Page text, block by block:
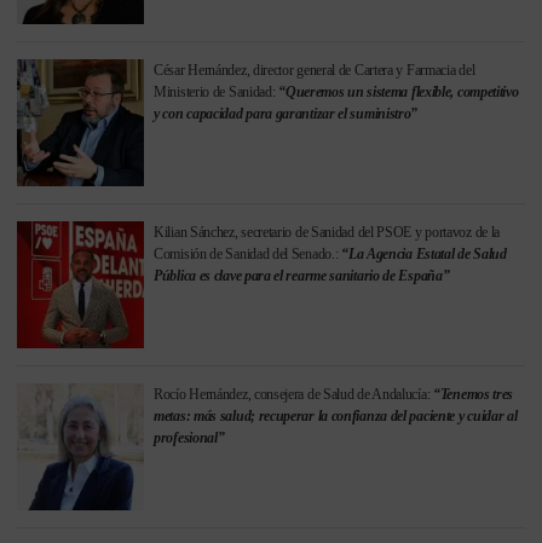
César Hernández, director general de Cartera y Farmacia del
Ministerio de Sanidad: “Queremos un sistema flexible, competitivo
y con capacidad para garantizar el suministro”
Kilian Sánchez, secretario de Sanidad del PSOE y portavoz de la
Comisión de Sanidad del Senado.: “La Agencia Estatal de Salud
Pública es clave para el rearme sanitario de España”
Rocío Hernández, consejera de Salud de Andalucía: “Tenemos tres
metas: más salud; recuperar la confianza del paciente y cuidar al
profesional”